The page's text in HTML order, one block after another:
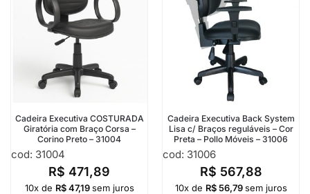
Cadeira Executiva COSTURADA
Giratória com Braço Corsa –
Corino Preto – 31004
cod: 31004
R$ 471,89
10x de R$47,19 sem juros
Cadeira Executiva Back System
Lisa c/ Braços reguláveis – Cor
Preta – Pollo Móveis – 31006
cod: 31006
R$ 567,88
10x de R$56,79 sem juros